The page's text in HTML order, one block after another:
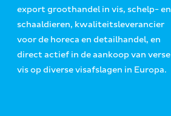
export groothandel in vis, schelp- en
schaaldieren, kwaliteitsleverancier
voor de horeca en detailhandel, en
direct actief in de aankoop van verse
vis op diverse visafslagen in Europa.